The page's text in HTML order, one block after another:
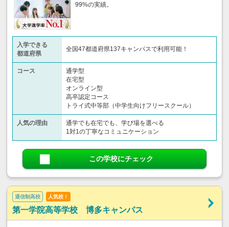
99%の実績。
入学できる
都道府県
全国47都道府県137キャンパスで利用可能！
コース
通学型
在宅型
オンライン型
高卒認定コース
トライ式中等部（中学生向けフリースクール）​
人気の理由
通学でも在宅でも、学び場を選べる
1対1の丁寧なコミュニケーション
この学校にチェック
通信制高校 人気校！
第一学院高等学校 博多キャンパス